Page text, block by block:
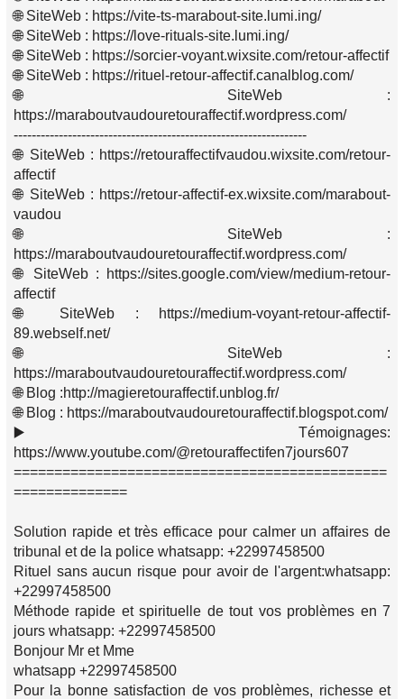
🌐 SiteWeb : https://vite-ts-marabout-site.lumi.ing/
🌐 SiteWeb : https://love-rituals-site.lumi.ing/
🌐 SiteWeb : https://sorcier-voyant.wixsite.com/retour-affectif
🌐 SiteWeb : https://rituel-retour-affectif.canalblog.com/
🌐 SiteWeb :
https://maraboutvaudouretouraffectif.wordpress.com/
-----------------------------------------------------------------
🌐 SiteWeb : https://retouraffectifvaudou.wixsite.com/retour-
affectif
🌐 SiteWeb : https://retour-affectif-ex.wixsite.com/marabout-
vaudou
🌐 SiteWeb :
https://maraboutvaudouretouraffectif.wordpress.com/
🌐 SiteWeb : https://sites.google.com/view/medium-retour-
affectif
🌐 SiteWeb : https://medium-voyant-retour-affectif-
89.webself.net/
🌐 SiteWeb :
https://maraboutvaudouretouraffectif.wordpress.com/
🌐 Blog :http://magieretouraffectif.unblog.fr/
🌐 Blog : https://maraboutvaudouretouraffectif.blogspot.com/
▶️ Témoignages:
https://www.youtube.com/@retouraffectifen7jours607
==============================================
==============
Solution rapide et très efficace pour calmer un affaires de
tribunal et de la police whatsapp: +22997458500
Rituel sans aucun risque pour avoir de l'argent:whatsapp:
+22997458500
Méthode rapide et spirituelle de tout vos problèmes en 7
jours whatsapp: +22997458500
Bonjour Mr et Mme
whatsapp +22997458500
Pour la bonne satisfaction de vos problèmes, richesse et